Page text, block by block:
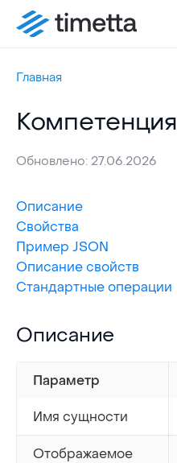
Главная
Компетенция
Обновлено: 27.06.2026
Описание
Свойства
Пример JSON
Описание свойств
Стандартные операции
Описание
Описание
Параметр
Имя сущности
Отображаемое